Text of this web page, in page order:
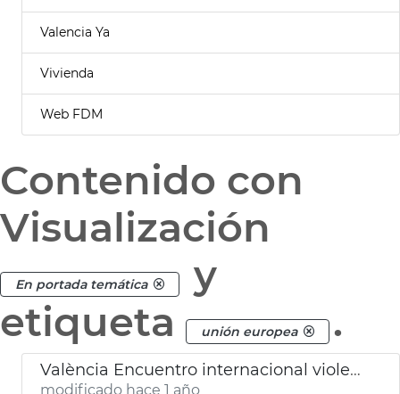
Valencia Ya
Vivienda
Web FDM
Contenido con
Visualización
En portada temática
y
etiqueta
unión europea .
València Encuentro internacional violencia de género. Programa Improve UE
modificado hace 1 año